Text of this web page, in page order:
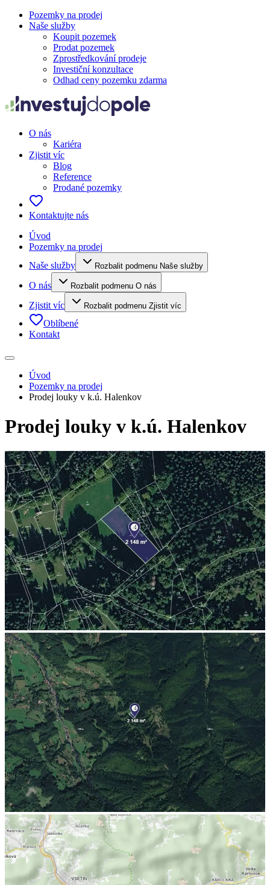
Pozemky na prodej
Naše služby
Koupit pozemek
Prodat pozemek
Zprostředkování prodeje
Investiční konzultace
Odhad ceny pozemku zdarma
O nás
Kariéra
Zjistit víc
Blog
Reference
Prodané pozemky
Kontaktujte nás
Úvod
Pozemky na prodej
Naše služby
Rozbalit podmenu Naše služby
O nás Rozbalit podmenu O nás
Zjistit víc Rozbalit podmenu Zjistit víc
Oblíbené
Kontakt
Úvod
Pozemky na prodej
Prodej louky v k.ú. Halenkov
Prodej louky v k.ú. Halenkov